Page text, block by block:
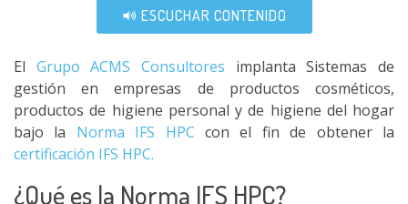
ESCUCHAR CONTENIDO
El Grupo ACMS Consultores implanta Sistemas de
gestión en empresas de productos cosméticos,
productos de higiene personal y de higiene del hogar
bajo la Norma IFS HPC con el fin de obtener la
certificación IFS HPC.
¿Qué es la Norma IFS HPC?